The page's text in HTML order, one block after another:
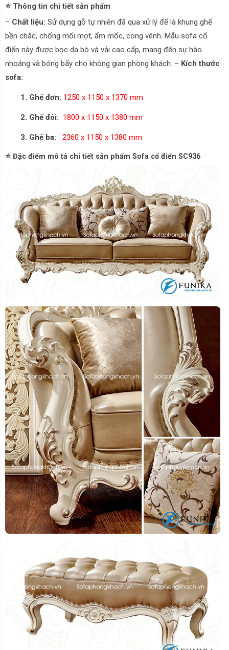
⭐ Thông tin chi tiết sản phẩm
– Chất liệu: Sử dụng gỗ tự nhiên đã qua xử lý để là khung ghế
bền chắc, chống mối mọt, ẩm mốc, cong vênh. Mẫu sofa cổ
điển này được bọc da bò và vải cao cấp, mang đến sự hào
nhoáng và bóng bẩy cho không gian phòng khách. – Kích thước
sofa:
1. Ghế đơn: 1250 x 1150 x 1370 mm
2. Ghế đôi: 1800 x 1150 x 1380 mm
3. Ghế ba: 2360 x 1150 x 1380 mm
⭐Đặc điểm mô tả chi tiết sản phẩm Sofa cổ điển SC936